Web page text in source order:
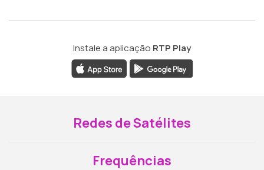
Instale a aplicação RTP Play
Redes de Satélites
Frequências